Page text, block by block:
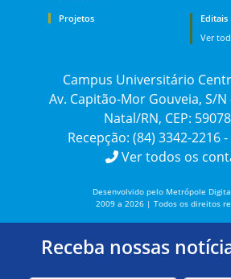
Projetos
Editais
Ver
Campus Universitário
Av. Capitão-Mor Gouveia, S/N
Natal/RN, CEP:
Recepção: (84) 3342-2216
Ver todos os
Desenvolvido pelo Metrópole
2009 a 2026 | Todos os direitos
Receba nossas